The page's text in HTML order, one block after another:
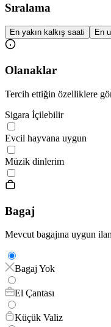
Sıralama
En yakın kalkış saati En
Olanaklar
Tercih ettiğin özelliklere
Sigara İçilebilir
Evcil hayvana uygun
Müzik dinlerim
Bagaj
Mevcut bagajına uygun
Bagaj Yok
El Çantası
Küçük Valiz